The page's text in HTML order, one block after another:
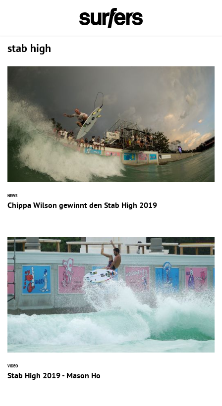
stab high
NEWS
Chippa Wilson gewinnt den Stab High 2019
VIDEO
Stab High 2019 - Mason Ho